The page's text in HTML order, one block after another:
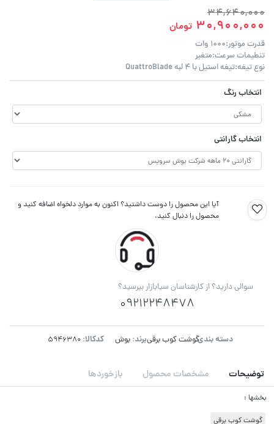
34,640,000
30,900,000 تومان
قدرت موتور:1000 وات
تنطیمات سرعت:متغیر
نوع تیغه:تیغه استیل با 4 لبه QuattroBlade
انتخاب رنگ
انتخاب گارانتی
آیا این محصول را دوست داشتید؟ اکنون به موارد دلخواه اضافه کنید و
محصول را دنبال کنید.
سوالی دارید؟ از کارشناسان سیابازار بپرسید؟
09212248478
دسته بندی:گوشت کوب برقیبرند: بوش کدکالا:
توضیحات مشخصات محصول بازخوردها
بخشها :
گوشت کوب برقی